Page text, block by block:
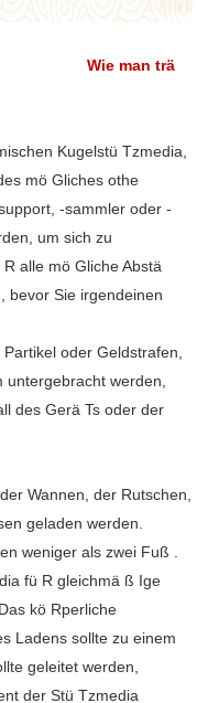
Wie man trä
Kugelstü Tzmedia,
mö Gliches othe
-sammler oder -
um sich zu
R alle mö Gliche Abstä
bevor Sie irgendeinen
oder Geldstrafen,
untergebracht werden,
des Gerä Ts oder der
Wannen, der Rutschen,
geladen werden.
weniger als zwei Fuß .
fü R gleichmä ß Ige
kö Rperliche
Ladens sollte zu einem
geleitet werden,
der Stü Tzmedia